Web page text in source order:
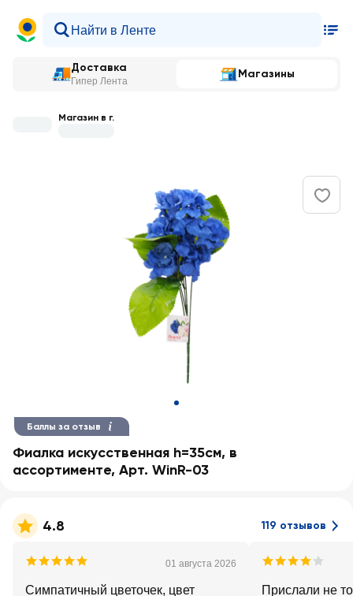
Доставка
Гипер Лента
Магазины
Магазин в г.
Баллы за отзыв
Фиалка искусственная h=35см, в
ассортименте, Арт. WinR-03
4.8 119 отзывов
01 августа 2026
Симпатичный цветочек, цвет
Прислали не